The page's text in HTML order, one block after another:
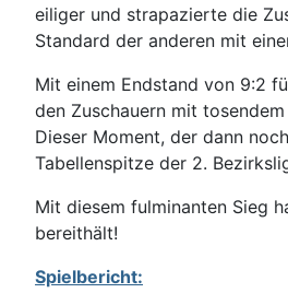
eiliger und strapazierte die
Standard der anderen mit
Mit einem Endstand von 9:2
den Zuschauern mit
Dieser Moment, der dann
Tabellenspitze der 2.
Mit diesem fulminanten Sieg
bereithält!
Spielbericht: